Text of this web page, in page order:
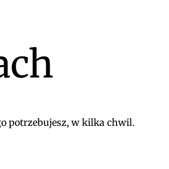
potrzebujesz, w kilka chwil.